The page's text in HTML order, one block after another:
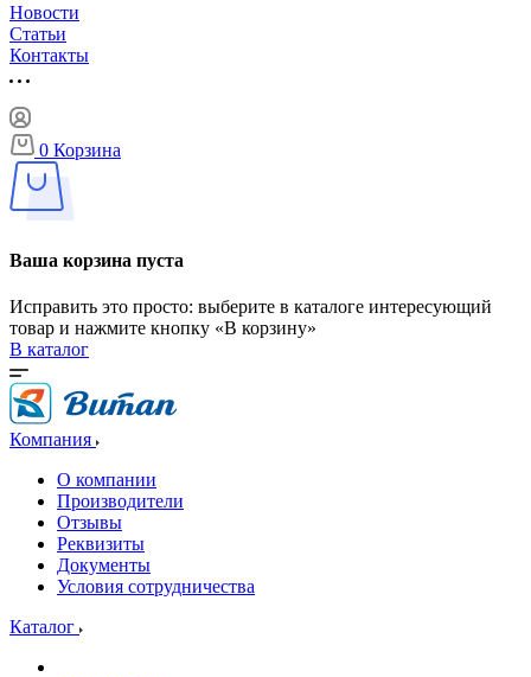
Новости
Статьи
Контакты
0 Корзина
Ваша корзина пуста
Исправить это просто: выберите в каталоге интересующий
товар и нажмите кнопку «В корзину»
В каталог
Компания
О компании
Производители
Отзывы
Реквизиты
Документы
Условия сотрудничества
Каталог